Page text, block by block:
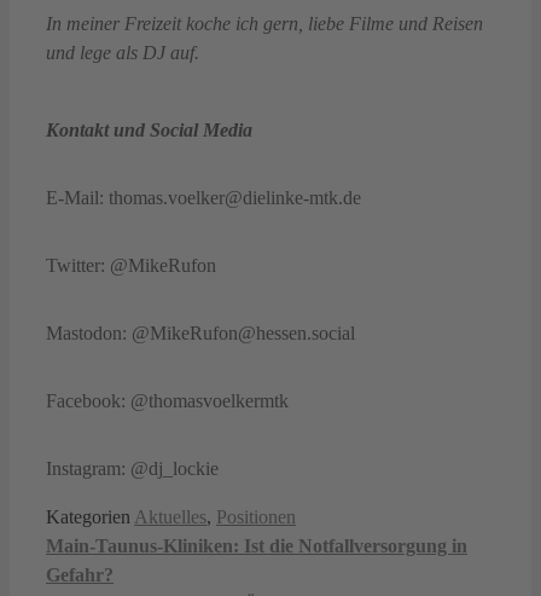
In meiner Freizeit koche ich gern, liebe Filme und Reisen
und lege als DJ auf.
Kontakt und Social Media
E-Mail: thomas.voelker@dielinke-mtk.de
Twitter: @MikeRufon
Mastodon: @MikeRufon@hessen.social
Facebook: @thomasvoelkermtk
Instagram: @dj_lockie
Kategorien Aktuelles, Positionen
Main-Taunus-Kliniken: Ist die Notfallversorgung in
Gefahr?